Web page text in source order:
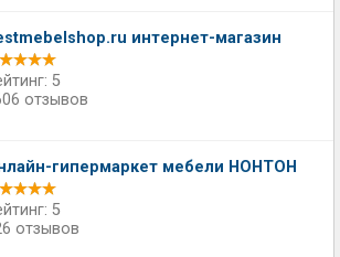
интернет-магазин
5
отзывов
гипермаркет мебели НОНТОН
5
отзывов